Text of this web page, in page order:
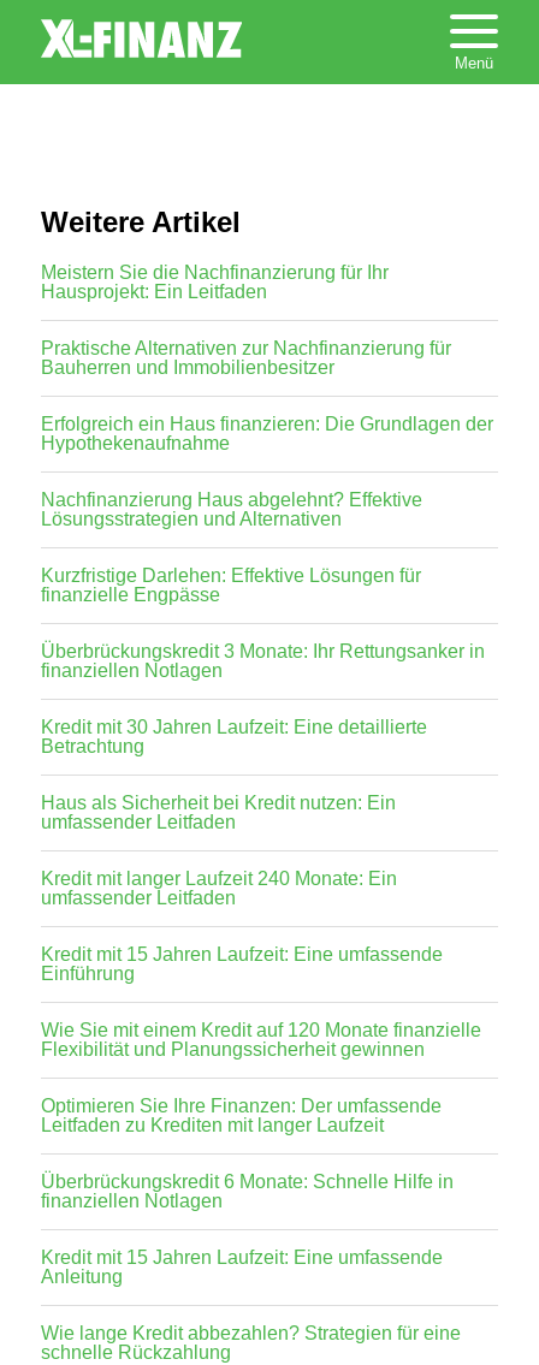
Weitere Artikel
Meistern Sie die Nachfinanzierung für Ihr
Hausprojekt: Ein Leitfaden
Praktische Alternativen zur Nachfinanzierung für
Bauherren und Immobilienbesitzer
Erfolgreich ein Haus finanzieren: Die Grundlagen der
Hypothekenaufnahme
Nachfinanzierung Haus abgelehnt? Effektive
Lösungsstrategien und Alternativen
Kurzfristige Darlehen: Effektive Lösungen für
finanzielle Engpässe
Überbrückungskredit 3 Monate: Ihr Rettungsanker in
finanziellen Notlagen
Kredit mit 30 Jahren Laufzeit: Eine detaillierte
Betrachtung
Haus als Sicherheit bei Kredit nutzen: Ein
umfassender Leitfaden
Kredit mit langer Laufzeit 240 Monate: Ein
umfassender Leitfaden
Kredit mit 15 Jahren Laufzeit: Eine umfassende
Einführung
Wie Sie mit einem Kredit auf 120 Monate finanzielle
Flexibilität und Planungssicherheit gewinnen
Optimieren Sie Ihre Finanzen: Der umfassende
Leitfaden zu Krediten mit langer Laufzeit
Überbrückungskredit 6 Monate: Schnelle Hilfe in
finanziellen Notlagen
Kredit mit 15 Jahren Laufzeit: Eine umfassende
Anleitung
Wie lange Kredit abbezahlen? Strategien für eine
schnelle Rückzahlung